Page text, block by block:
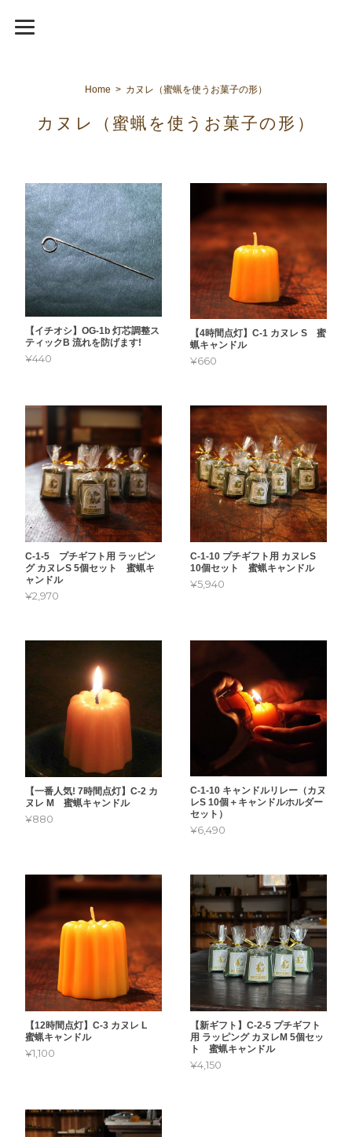
Home カヌレ（蜜蝋を使うお菓子の形）
カヌレ（蜜蝋を使うお菓子の形）
【イチオシ】OG-1b 灯芯調整ス
ティックB 流れを防げます!
¥440
【4時間点灯】C-1 カヌレ S 蜜
蝋キャンドル
¥660
C-1-5 プチギフト用 ラッピン
グ カヌレS 5個セット 蜜蝋キ
ャンドル
¥2,970
C-1-10 プチギフト用 カヌレS
10個セット 蜜蝋キャンドル
¥5,940
【一番人気! 7時間点灯】C-2 カ
ヌレ M 蜜蝋キャンドル
¥880
C-1-10 キャンドルリレー（カヌ
レS 10個＋キャンドルホルダー
セット）
¥6,490
【12時間点灯】C-3 カヌレ L
蜜蝋キャンドル
¥1,100
【新ギフト】C-2-5 プチギフト
用 ラッピング カヌレM 5個セッ
ト 蜜蝋キャンドル
¥4,150